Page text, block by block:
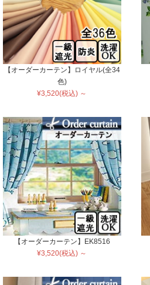
【オーダーカーテン】ロイヤル(全34
色)
¥3,520(税込) ～
【オーダーカーテン】EK8516
¥3,520(税込) ～